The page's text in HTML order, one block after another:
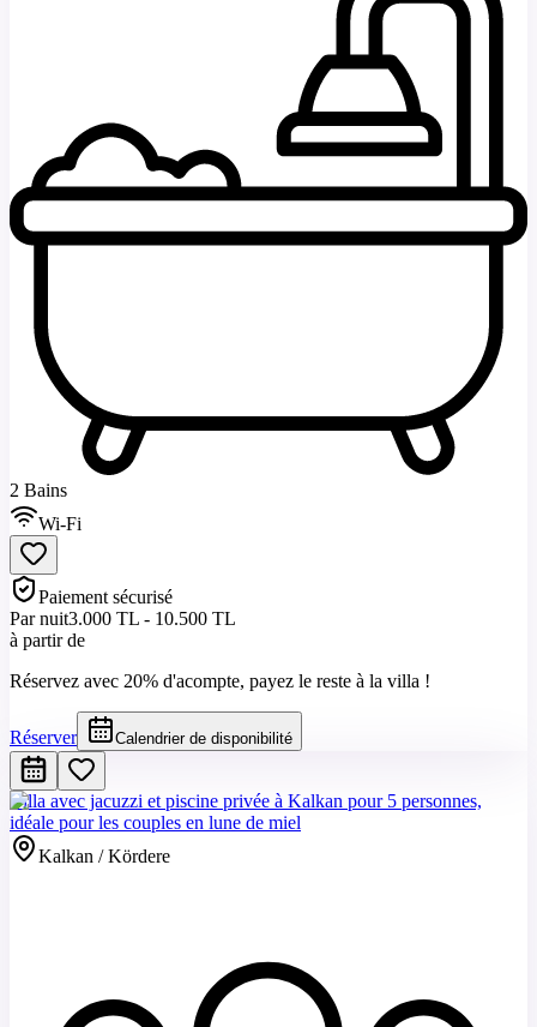
2 Bains
Wi-Fi
Paiement sécurisé
Par nuit3.000 TL - 10.500 TL
à partir de
Réservez avec 20% d'acompte, payez le reste à la villa !
Réserver Calendrier de disponibilité
Villa avec jacuzzi et piscine privée à Kalkan pour 5 personnes,
idéale pour les couples en lune de miel
Kalkan / Kördere